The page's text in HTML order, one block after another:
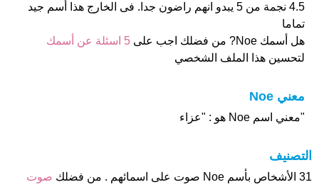
4.5 نجمة من 5 يبدو انهم راضون جدا. فى الخارج هذا أسم جيد
تماما
هل أسمك Noe? من فضلك اجب على
5 اسئلة عن أسمك
لتحسين هذا الملف الشخصي
معني Noe
"معني اسم Noe هو : "عزاء
التصنيف
31 الأشخاص بأسم Noe صوت على اسمائهم . من فضلك
صوت